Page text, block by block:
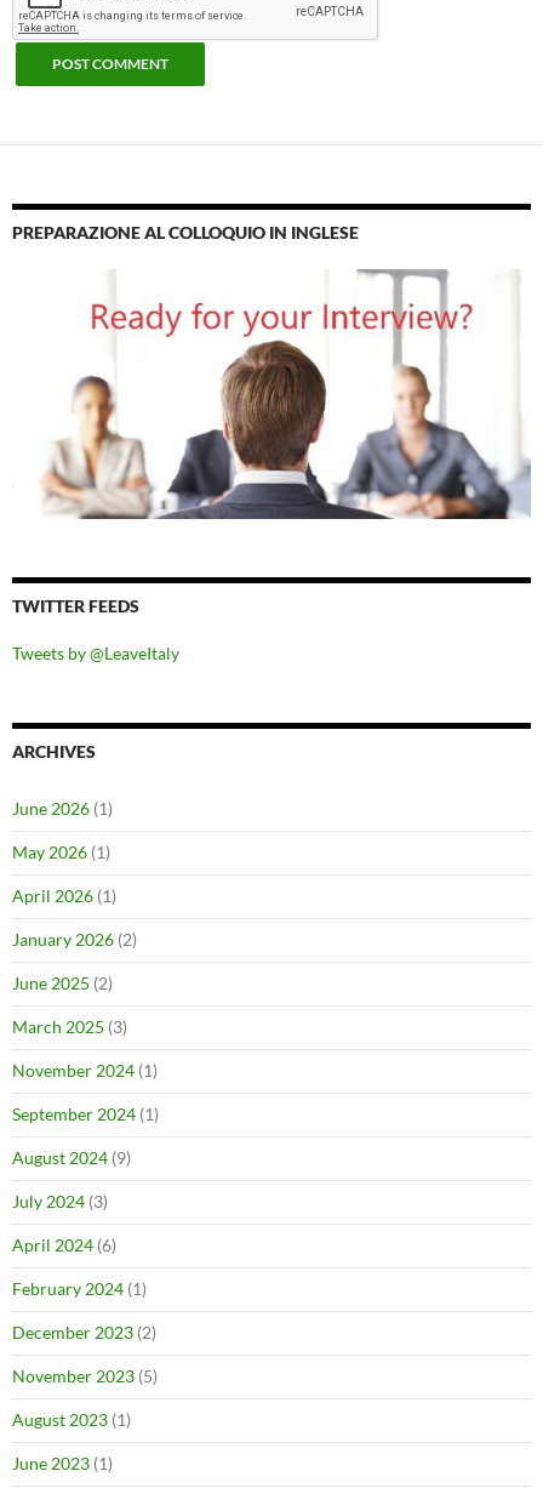
PREPARAZIONE AL COLLOQUIO IN INGLESE
TWITTER FEEDS
Tweets by @LeaveItaly
ARCHIVES
June 2026 (1)
May 2026 (1)
April 2026 (1)
January 2026 (2)
June 2025 (2)
March 2025 (3)
November 2024 (1)
September 2024 (1)
August 2024 (9)
July 2024 (3)
April 2024 (6)
February 2024 (1)
December 2023 (2)
November 2023 (5)
August 2023 (1)
June 2023 (1)